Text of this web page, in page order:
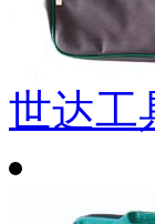
世达工